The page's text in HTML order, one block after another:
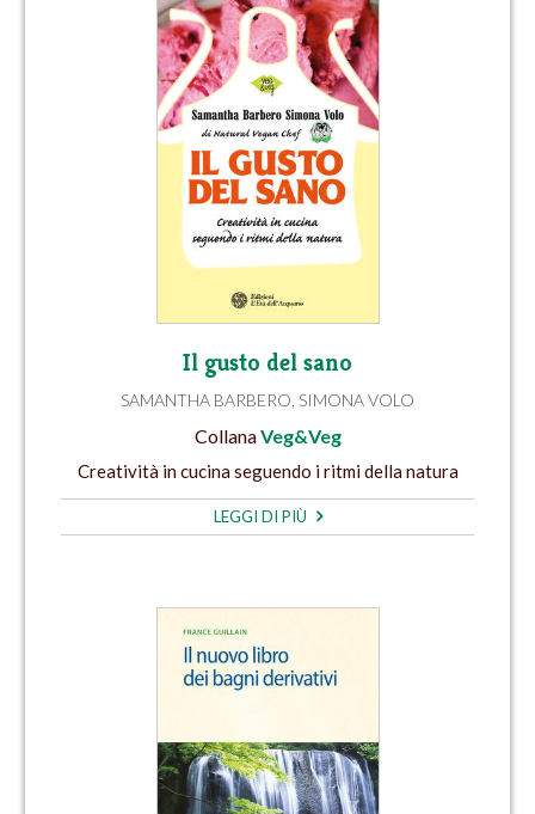
Il gusto del sano
SAMANTHA BARBERO SIMONA VOLO
CollanaVeg&Veg
Creatività in cucina seguendo i ritmi della natura
LEGGI DI PIÙ